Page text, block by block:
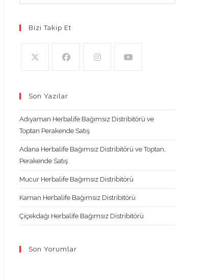
Bizi Takip Et
a
new
tab
new
tab
new
tab
new
Son Yazılar
Adıyaman Herbalife Bağımsız Distribitörü ve
Toptan Perakende Satış
Adana Herbalife Bağımsız Distribitörü ve Toptan,
Perakende Satış
Mucur Herbalife Bağımsız Distribitörü
Kaman Herbalife Bağımsız Distribitörü
Çiçekdağı Herbalife Bağımsız Distribitörü
Son Yorumlar